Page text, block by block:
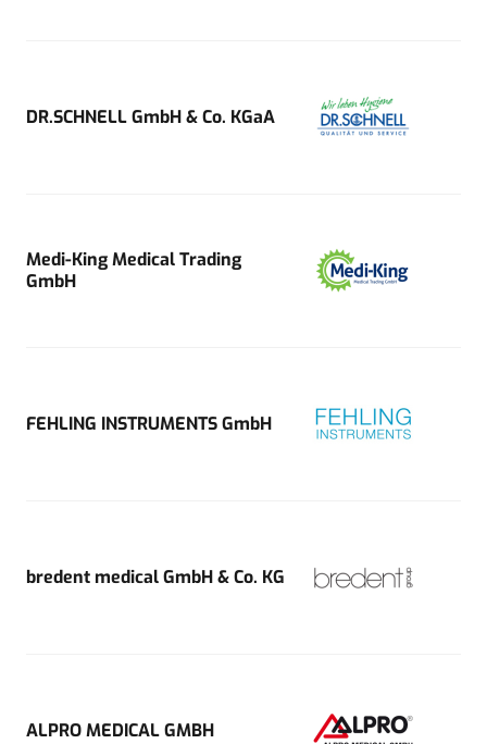
DR.SCHNELL GmbH & Co. KGaA
Medi-King Medical Trading
GmbH
FEHLING INSTRUMENTS GmbH
bredent medical GmbH & Co. KG
ALPRO MEDICAL GMBH